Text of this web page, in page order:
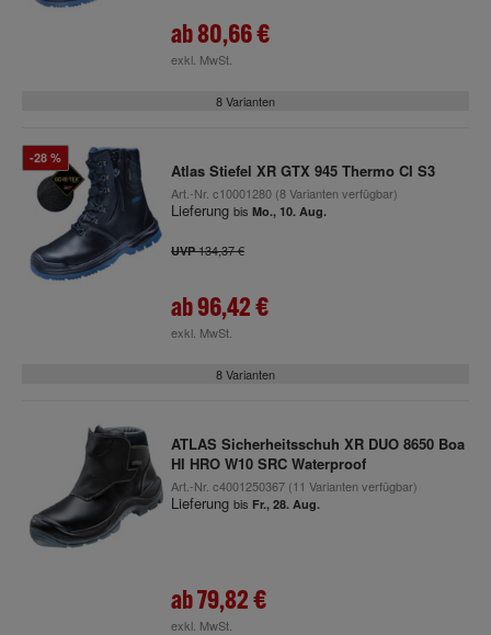
ab80,66 €
exkl. MwSt.
8 Varianten
-28 %
Atlas Stiefel XR GTX 945 Thermo CI S3
Art.-Nr. c10001280(8 Varianten verfügbar)
Lieferung bis Mo., 10. Aug.
UVP134,37 €
ab96,42 €
exkl. MwSt.
8 Varianten
ATLAS Sicherheitsschuh XR DUO 8650 Boa
HI HRO W10 SRC Waterproof
Art.-Nr. c4001250367(11 Varianten verfügbar)
Lieferung bis Fr., 28. Aug.
ab79,82 €
exkl. MwSt.